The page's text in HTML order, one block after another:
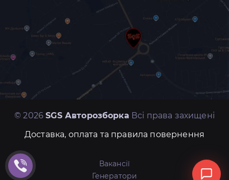
© 2026SGS Авторозборка Всі права захищені
Доставка, оплата та правила повернення
Вакансії
Генератори